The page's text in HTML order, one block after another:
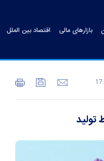
بازارهای مالی اقتصاد بین الملل